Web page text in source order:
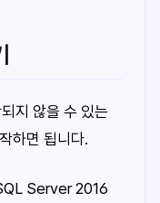
지 않을 수 있는
하면 됩니다.
Server 2016